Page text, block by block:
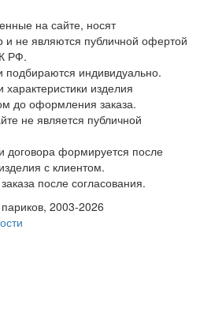
на сайте, носят
не являются публичной офертой
РФ.
подбираются индивидуально.
изделия
до оформления заказа.
не является публичной
договора формируется после
с клиентом.
после согласования.
2003-2026